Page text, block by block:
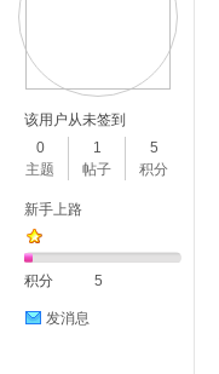
该用户从未签到
0
主题
1
帖子
5
积分
新手上路
积分 5
发消息